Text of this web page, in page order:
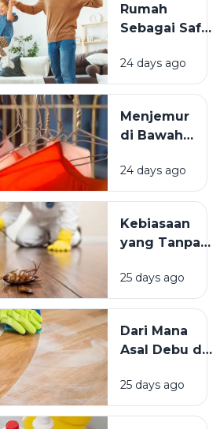
Terasa
Istimewa?
Rumah
Sebagai Safe
Mengapa
Lingkungan
Tinggal yang
Bersih
Kesejahteraan
Kita?
24 days ago
Menjemur
di Bawah
atau Di
Tempat
Mana yang
Lebih
24 days ago
Kebiasaan
yang Tanpa
Mengundang
Kecoak,
Hama
Lainnya Ke
25 days ago
Dari Mana
Asal Debu di
Kenali
Penyebab
25 days ago